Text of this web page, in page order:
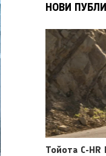
НОВИ
Тойота C-